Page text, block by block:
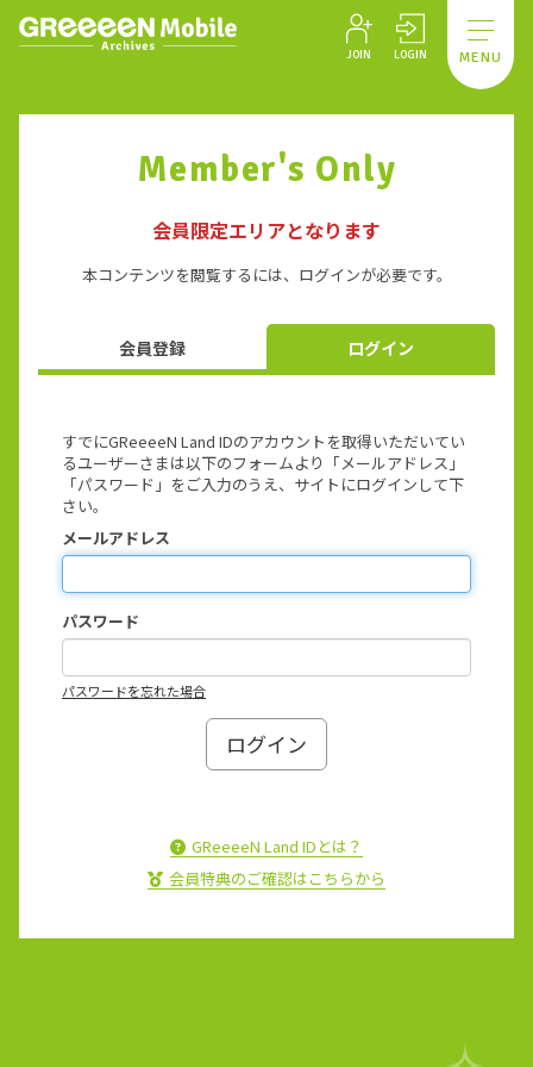
JOIN LOGIN MENU
Member's Only
会員限定エリアとなります
本コンテンツを閲覧するには、ログインが必要です。
会員登録 ログイン
すでにGReeeeN Land IDのアカウントを取得いただいてい
るユーザーさまは以下のフォームより「メールアドレス」
「パスワード」をご入力のうえ、サイトにログインして下
さい。
メールアドレス
パスワード
パスワードを忘れた場合
GReeeeN Land IDとは？
会員特典のご確認はこちらから